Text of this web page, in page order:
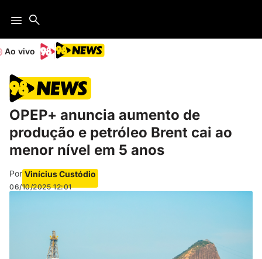
Ao vivo
OPEP+ anuncia aumento de
produção e petróleo Brent cai ao
menor nível em 5 anos
Por Vinícius Custódio
06/10/2025 12:01